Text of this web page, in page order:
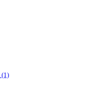
(1)